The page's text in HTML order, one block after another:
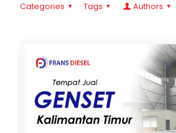
Categories Tags Authors